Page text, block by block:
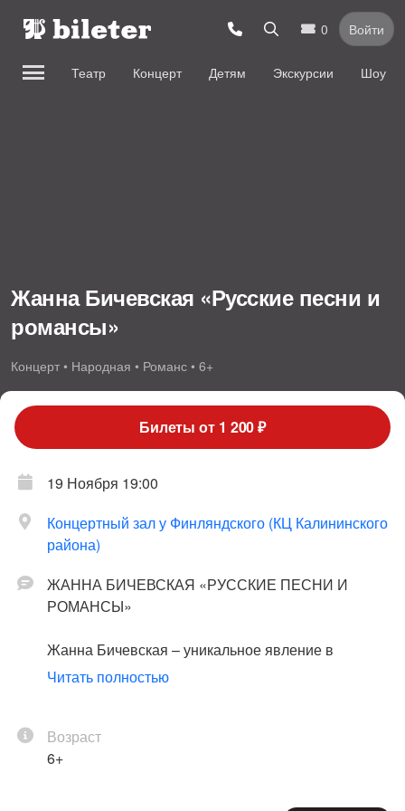
0 Войти
Театр Концерт Детям Экскурсии Шоу
Жанна Бичевская «Русские песни и
романсы»
Концерт • Народная • Романс • 6+
Билеты от 1 200 ₽
19 Ноября 19:00
Концертный зал у Финляндского (КЦ Калининского
района)
ЖАННА БИЧЕВСКАЯ «РУССКИЕ ПЕСНИ И
РОМАНСЫ»
Жанна Бичевская – уникальное явление в
искусстве. За 55 лет творческой деятельности
завоевать сердца меломанов во многих странах
Мира. Жанна Бичевская – одна из немногих
Читать полностью
Возраст
6+